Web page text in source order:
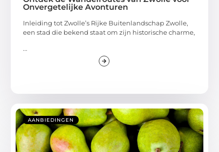
Onvergetelijke Avonturen
Inleiding tot Zwolle’s Rijke Buitenlandschap Zwolle,
een stad die bekend staat om zijn historische charme,
...
AANBIEDINGEN